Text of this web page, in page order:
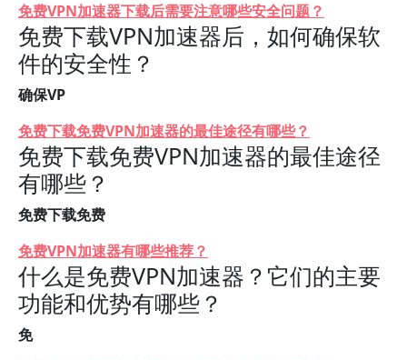
免费VPN加速器下载后需要注意哪些安全问题？
免费下载VPN加速器后，如何确保软
件的安全性？
确保VP
免费下载免费VPN加速器的最佳途径有哪些？
免费下载免费VPN加速器的最佳途径
有哪些？
免费下载免费
免费VPN加速器有哪些推荐？
什么是免费VPN加速器？它们的主要
功能和优势有哪些？
免